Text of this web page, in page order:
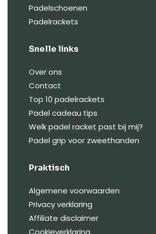
Padelschoenen
Padelrackets
Snelle links
Over ons
Contact
Top 10 padelrackets
Padel cadeau tips
Welk padel racket past bij mij?
Padel grip voor zweethanden
Praktisch
Algemene voorwaarden
Privacy verklaring
Affiliate disclaimer
Cookieverklaring